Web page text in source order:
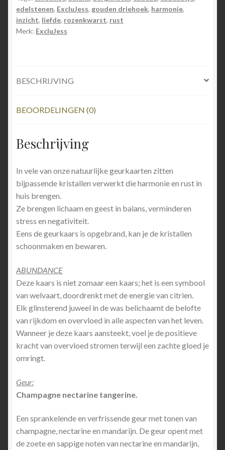
edelstenen, ExcluJess, gouden driehoek, harmonie,
inzicht, liefde, rozenkwarst, rust
Merk: ExcluJess
BESCHRIJVING
BEOORDELINGEN (0)
Beschrijving
In vele van onze natuurlijke geurkaarten zitten
bijpassende kristallen verwerkt die harmonie en rust in
huis brengen.
Ze brengen lichaam en geest in balans, verminderen
stress en negativiteit.
Eens de geurkaars is opgebrand, kan je de kristallen
schoonmaken en bewaren.
ABUNDANCE
Deze kaars is niet zomaar een kaars; het is een symbool
van welvaart, doordrenkt met de energie van citrien.
Elk glinsterend juweel in de was belichaamt de belofte
van rijkdom en overvloed in alle aspecten van het leven.
Wanneer je deze kaars aansteekt, voel je de positieve
kracht van overvloed stromen terwijl een zachte gloed je
omringt.
Geur:
Champagne nectarine tangerine.
Een sprankelende en verfrissende geur met tonen van
champagne, nectarine en mandarijn. De geur opent met
de zoete en sappige noten van nectarine en mandarijn,